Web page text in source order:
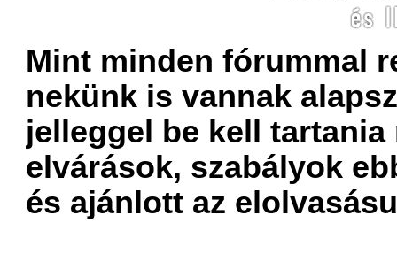
Mint minden fórummal
nekünk is vannak
jelleggel be kell
elvárások, szabályok
és ajánlott az